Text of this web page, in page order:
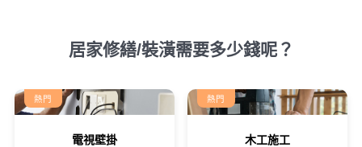
居家修繕/裝潢需要多少錢呢？
熱門
電視壁掛
熱門
木工施工